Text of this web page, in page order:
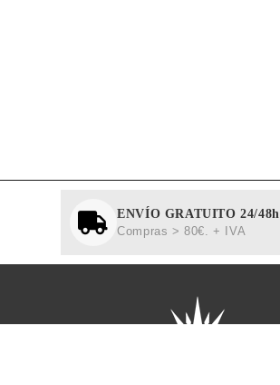
ENVÍO GRATUITO 24/48h
Compras > 80€. + IVA